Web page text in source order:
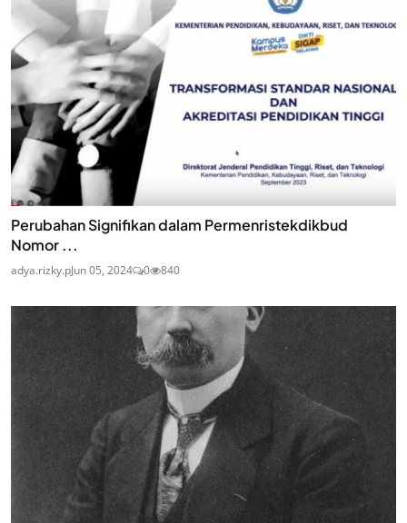
Perubahan Signifikan dalam Permenristekdikbud
Nomor ...
adya.rizky.pJun 05, 2024 0 840